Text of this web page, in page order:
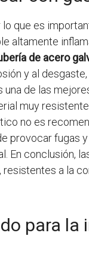
que es
altamente
de acero
y al
una de las
muy
no es
provocar fugas
En conclusión,
a la
para la